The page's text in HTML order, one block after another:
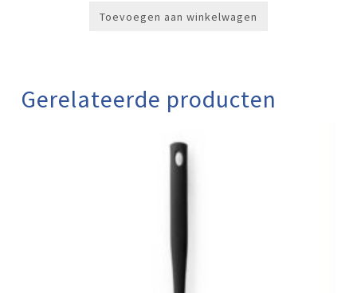
Toevoegen aan winkelwagen
Gerelateerde producten